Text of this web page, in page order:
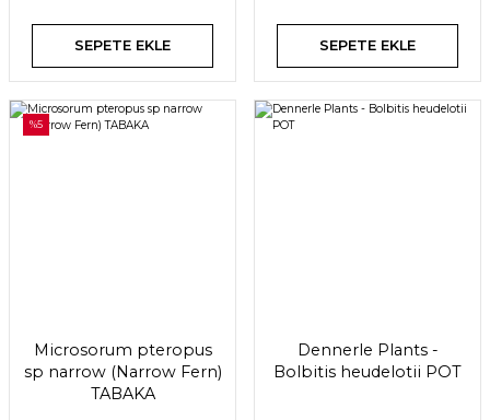
SEPETE EKLE SEPETE EKLE
%5
Microsorum pteropus
sp narrow (Narrow Fern)
TABAKA
Dennerle Plants -
Bolbitis heudelotii POT